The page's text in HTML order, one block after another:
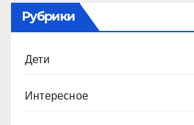
Рубрики
Дети
Интересное